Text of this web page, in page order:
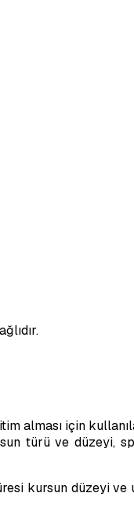
alması için
türü ve düzeyi,
kursun düzeyi